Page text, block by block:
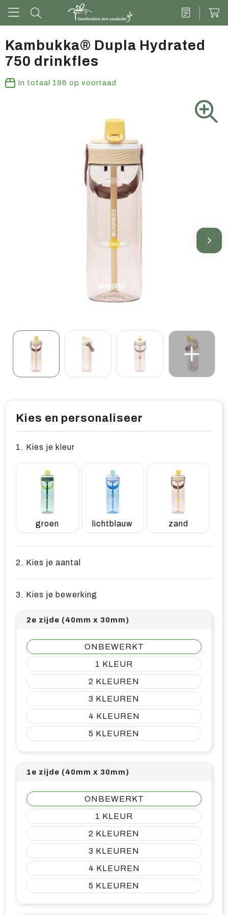
Drinkwaren
Kantoor & schrijven
Vrije tijd & outdoor
Gereedschap & veiligheid
Kambukka® Dupla Hydrated
750 drinkfles
In totaal 196 op voorraad
Kies en personaliseer
1. Kies je kleur
groen lichtblauw zand
2. Kies je aantal
3. Kies je bewerking
2e zijde (40mm x 30mm)
ONBEWERKT
1
2
3
4
5
1e zijde (40mm x 30mm)
ONBEWERKT
1
2
3
4
5